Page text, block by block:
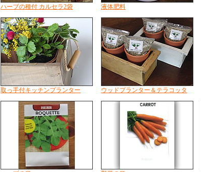
ハーブの種付 カルセラ2袋 液体肥料
取っ手付キッチンプランター ウッドプランター＆テラコッタ